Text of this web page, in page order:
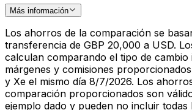
Más información
Los ahorros de la comparación se
transferencia de GBP 20,000 a USD.
calculan comparando el tipo de cambio
márgenes y comisiones
y Xe el mismo día 8/7/2026. Los
comparación proporcionados son
ejemplo dado y pueden no incluir todas